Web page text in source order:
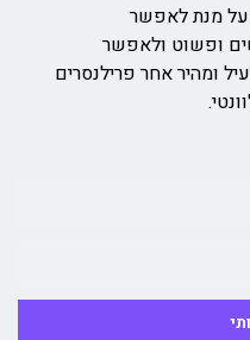
על מנת לאפשר
ופשוט ולאפשר
ומהיר אחר פרילנסרים